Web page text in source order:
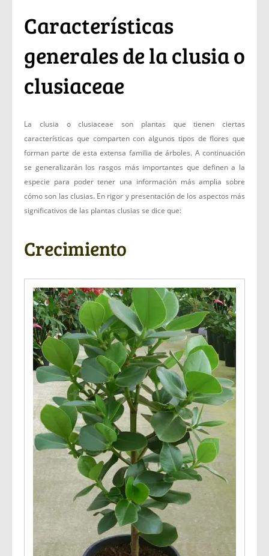
Características
generales de la clusia o
clusiaceae
La clusia o clusiaceae son plantas que tienen ciertas
características que comparten con algunos tipos de flores que
forman parte de esta extensa familia de árboles. A continuación
se generalizarán los rasgos más importantes que definen a la
especie para poder tener una información más amplia sobre
cómo son las clusias. En rigor y presentación de los aspectos más
significativos de las plantas clusias se dice que:
Crecimiento